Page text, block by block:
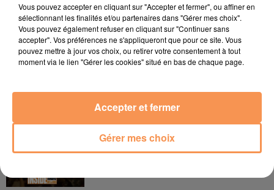
24 juillet 2026
Gagnez votre bon d'achat d'une valeur de 50€ avec
Mystic Ambre !
3 juin 2026
Quels artistes aimeriez vous voir en concert ? A Pau
ou à Tarbes ?
Vous pouvez accepter en cliquant sur "Accepter et fermer", ou affiner en
sélectionnant les finalités et/ou partenaires dans "Gérer mes choix".
Vous pouvez également refuser en cliquant sur "Continuer sans
accepter". Vos préférences ne s'appliqueront que pour ce site. Vous
pouvez mettre à jour vos choix, ou retirer votre consentement à tout
moment via le lien "Gérer les cookies" situé en bas de chaque page.
Gérer mes choix
Accepter et fermer